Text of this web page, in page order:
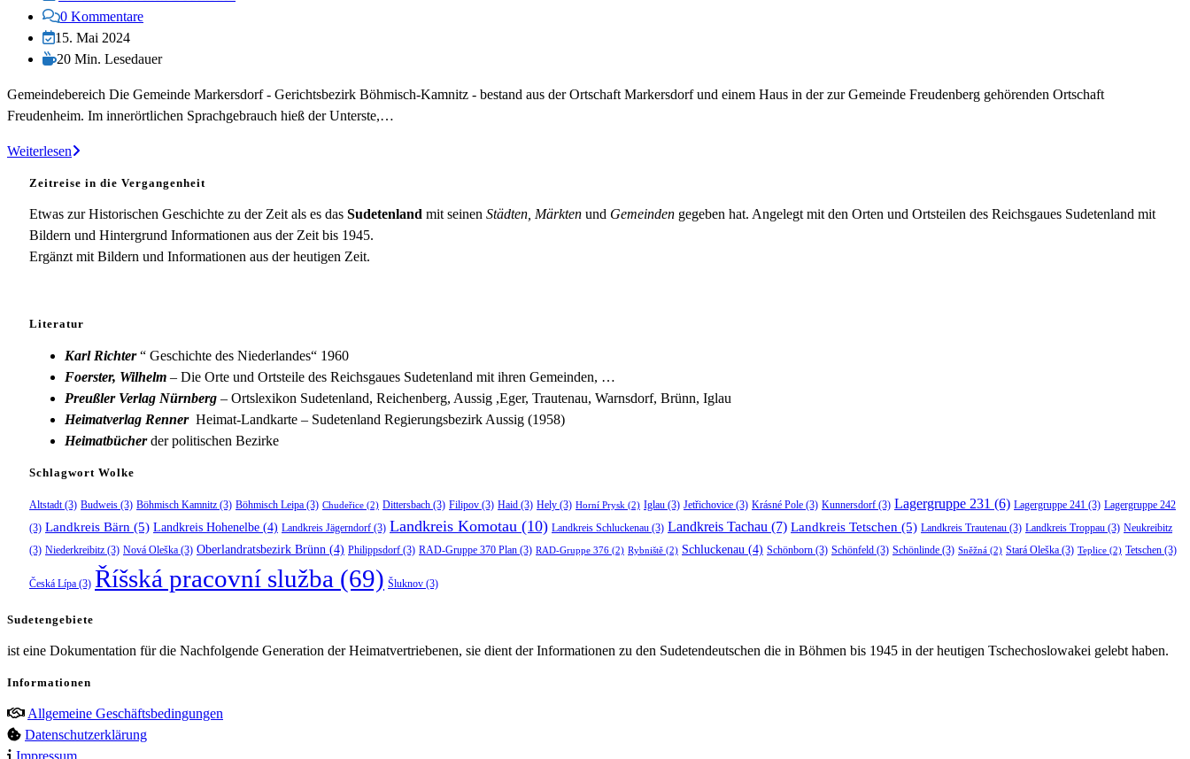
Kategorie:
Beitrags-
Kommentare:
0 Kommentare
Beitrag
zuletzt
am:
15. Mai 2024
Lesedauer:
20 Min. Lesedauer
Gemeindebereich Die Gemeinde Markersdorf - Gerichtsbezirk Böhmisch-Kamnitz - bestand aus der Ortschaft Markersdorf und einem Haus in der zur Gemeinde Freudenberg gehörenden Ortschaft
Freudenheim. Im innerörtlichen Sprachgebrauch hieß der Unterste,…
WeiterlesenMarkersdorf
Zeitreise in die Vergangenheit
Etwas zur Historischen Geschichte zu der Zeit als es das Sudetenland mit seinen Städten, Märkten und Gemeinden gegeben hat. Angelegt mit den Orten und Ortsteilen des Reichsgaues Sudetenland mit
Bildern und Hintergrund Informationen aus der Zeit bis 1945.
Ergänzt mit Bildern und Informationen aus der heutigen Zeit.
Literatur
Karl Richter“ Geschichte des Niederlandes“ 1960
Foerster, Wilhelm – Die Orte und Ortsteile des Reichsgaues Sudetenland mit ihren Gemeinden, …
Preußler Verlag Nürnberg – Ortslexikon Sudetenland, Reichenberg, Aussig ,Eger, Trautenau, Warnsdorf, Brünn, Iglau
Heimatverlag Renner Heimat-Landkarte – Sudetenland Regierungsbezirk Aussig (1958)
Heimatbücherder politischen Bezirke
Schlagwort Wolke
Altstadt(3) Budweis (3) Böhmisch Kamnitz (3) Böhmisch Leipa (3) Chudeřice (2) Dittersbach (3) Filipov (3) Haid (3) Hely (3) Horní Prysk (2) Iglau (3) Jetřichovice (3) Krásné Pole (3) Kunnersdorf (3) Lagergruppe 231 (6) Lagergruppe 241 (3) Lagergruppe 242
(3) Landkreis Bärn (5) Landkreis Hohenelbe (4) Landkreis Jägerndorf (3) Landkreis Komotau (10) Landkreis Schluckenau (3) Landkreis Tachau (7) Landkreis Tetschen (5) Landkreis Trautenau (3) Landkreis Troppau (3) Neukreibitz
(3) Niederkreibitz (3) Nová Oleška (3) Oberlandratsbezirk Brünn (4) Philippsdorf (3) RAD-Gruppe 370 Plan (3) RAD-Gruppe 376 (2) Rybniště (2) Schluckenau (4) Schönborn (3) Schönfeld (3) Schönlinde (3) Sněžná (2) Stará Oleška (3) Teplice (2) Tetschen (3)
Česká Lípa (3) Říšská pracovní služba (69) Šluknov (3)
Sudetengebiete
ist eine Dokumentation für die Nachfolgende Generation der Heimatvertriebenen, sie dient der Informationen zu den Sudetendeutschen die in Böhmen bis 1945 in der heutigen Tschechoslowakei gelebt haben.
Informationen
Allgemeine Geschäftsbedingungen
Datenschutzerklärung